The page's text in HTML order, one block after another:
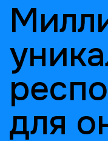
Находим сложные
проводим опросы
для